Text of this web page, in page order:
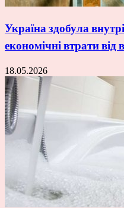
Україна здобула
економічні втрати
18.05.2026